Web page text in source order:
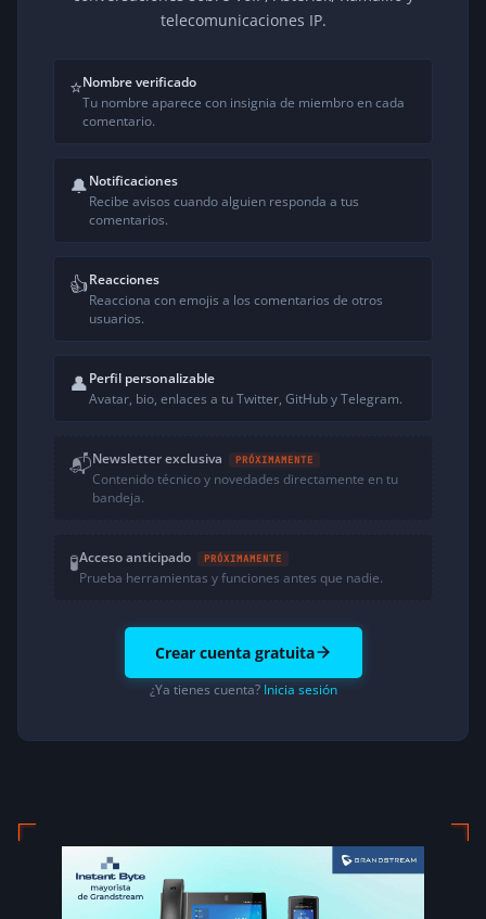
telecomunicaciones IP.
⭐Nombre verificado
Tu nombre aparece con insignia de miembro en cada
comentario.
🔔Notificaciones
Recibe avisos cuando alguien responda a tus
comentarios.
👍Reacciones
Reacciona con emojis a los comentarios de otros
usuarios.
👤Perfil personalizable
Avatar, bio, enlaces a tu Twitter, GitHub y Telegram.
📬Newsletter exclusiva PRÓXIMAMENTE
Contenido técnico y novedades directamente en tu
bandeja.
🧪Acceso anticipado PRÓXIMAMENTE
Prueba herramientas y funciones antes que nadie.
Crear cuenta gratuita
¿Ya tienes cuenta? Inicia sesión